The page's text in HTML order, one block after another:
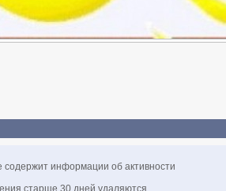
содержит информации об активности
старше 30 дней удаляются